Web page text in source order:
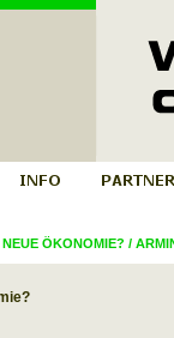
NEUE ÖKONOMIE? /